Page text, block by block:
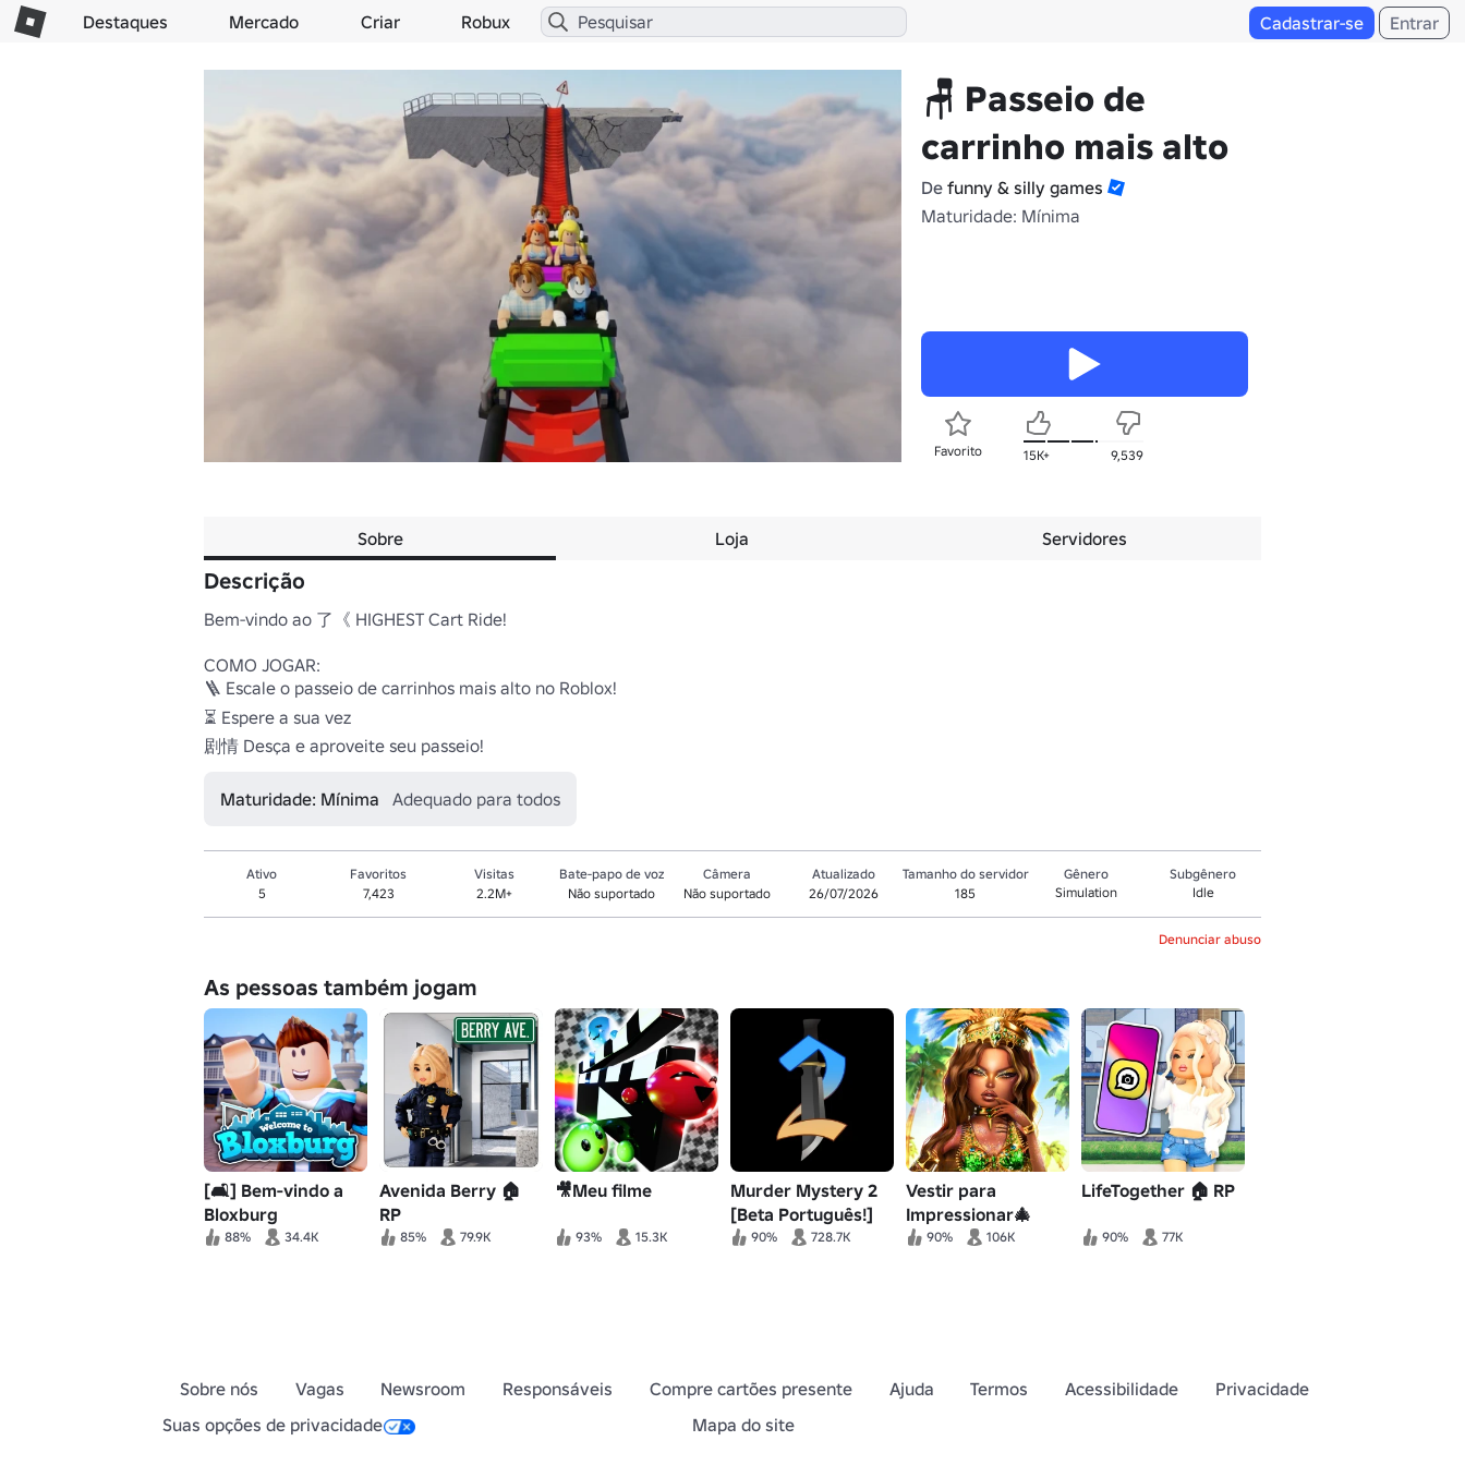
Destaques Mercado Criar Robux Cadastrar-se Entrar
🪑 Passeio de
carrinho mais alto
De funny & silly games
Maturidade: Mínima
Favorito 15K+ 9,539
Sobre Loja Servidores
Descrição
Bem-vindo ao 了《 HIGHEST Cart Ride!
COMO JOGAR:
🪜 Escale o passeio de carrinhos mais alto no Roblox!
⏳ Espere a sua vez
剧情 Desça e aproveite seu passeio!
Maturidade: Mínima Adequado para todos
Ativo
5
Favoritos
7,423
Visitas
2.2M+
Bate-papo de voz
Não suportado
Câmera
Não suportado
Atualizado
26/07/2026
Tamanho do servidor
185
Gênero
Simulation
Subgênero
Idle
Denunciar abuso
As pessoas também jogam
[🛋️] Bem-vindo a
Bloxburg
88% 34.4K
Avenida Berry 🏠
RP
85% 79.9K
🎥Meu filme
93% 15.3K
Murder Mystery 2
[Beta Português!]
90% 728.7K
Vestir para
Impressionar🎄
90% 106K
LifeTogether 🏠 RP
90% 77K
Sobre nós Vagas Newsroom Responsáveis Compre cartões presente Ajuda Termos Acessibilidade
Privacidade
Suas opções de privacidade
Mapa do site